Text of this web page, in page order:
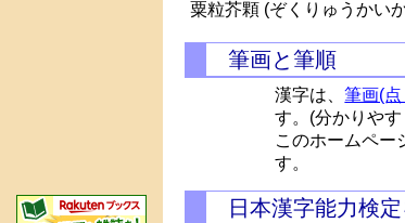
粟粒芥顆 (ぞくりゅうかい
筆画と筆順
漢字は、筆画(
す。(分かりや
このホームペー
す。
日本漢字能力検